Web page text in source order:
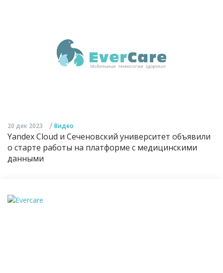
20 дек 2023 / Видео
Yandex Cloud и Сеченовский университет объявили
о старте работы на платформе с медицинскими
данными